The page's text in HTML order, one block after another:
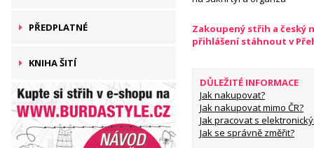
PŘEDPLATNÉ
KNIHA ŠITÍ
Zakoupený střih a český
přihlášení stáhnout v
DŮLEŽITÉ INFORMACE
Jak nakupovat?
Jak nakupovat mimo ČR?
Jak pracovat s
Jak se správně změřit?